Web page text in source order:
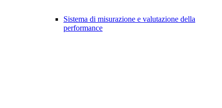
Sistema di misurazione e valutazione della
performance